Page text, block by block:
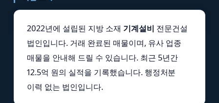
2022년에 설립된 지방 소재 기계설비 전문건설
법인입니다. 거래 완료된 매물이며, 유사 업종
매물을 안내해 드릴 수 있습니다. 최근 5년간
12.5억 원의 실적을 기록했습니다. 행정처분
이력 없는 법인입니다.